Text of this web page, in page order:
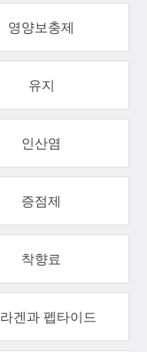
영양보충제
유지
인산염
증점제
착향료
겐과 펩타이드